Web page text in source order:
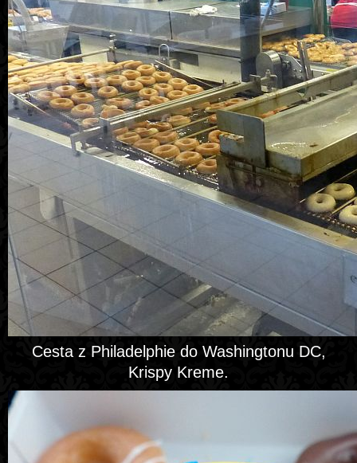
Cesta z Philadelphie do Washingtonu DC,
Krispy Kreme.